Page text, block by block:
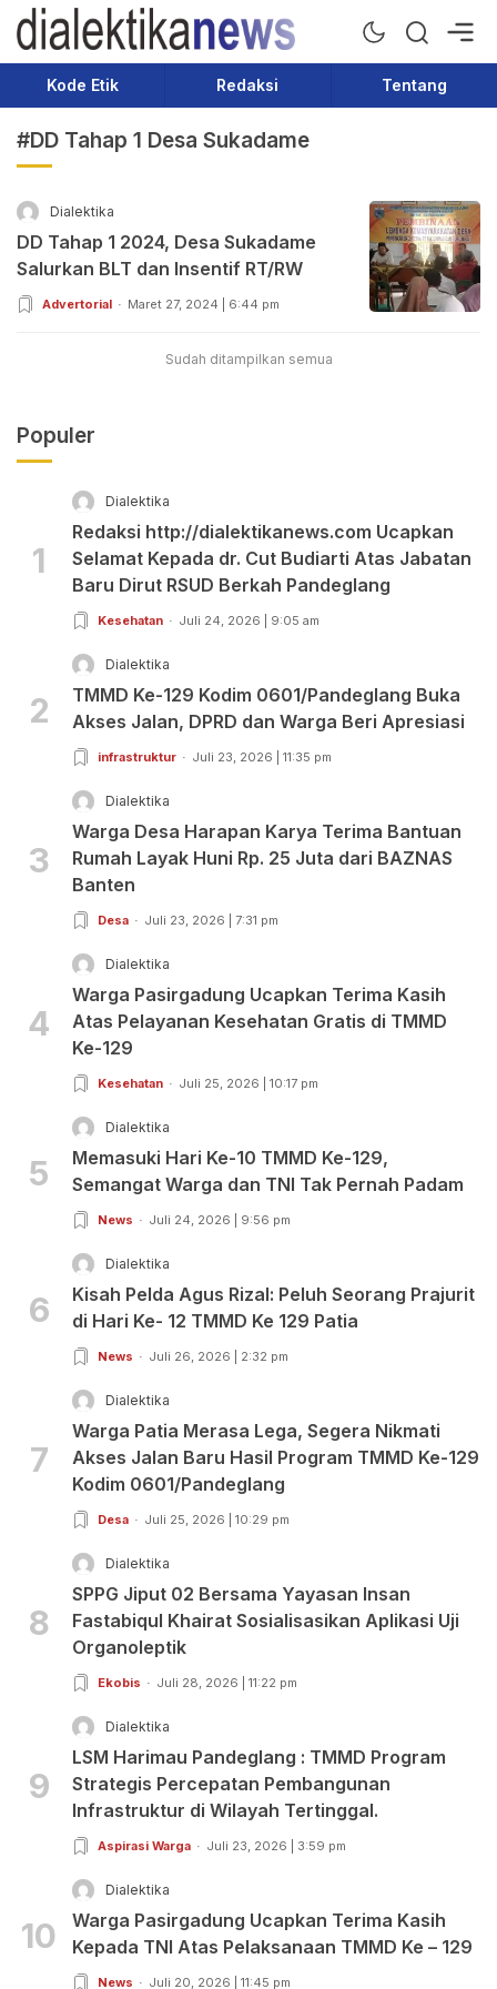
Dialektika News
Terkini dan Populer
Kode Etik Redaksi Tentang
#DD Tahap 1 Desa Sukadame
Dialektika
DD Tahap 1 2024, Desa Sukadame
Salurkan BLT dan Insentif RT/RW
Advertorial Maret 27, 2024 | 6:44 pm
Sudah ditampilkan semua
Populer
1
Dialektika
Redaksi http://dialektikanews.com Ucapkan
Selamat Kepada dr. Cut Budiarti Atas Jabatan
Baru Dirut RSUD Berkah Pandeglang
Kesehatan Juli 24, 2026 | 9:05 am
2
Dialektika
TMMD Ke-129 Kodim 0601/Pandeglang Buka
Akses Jalan, DPRD dan Warga Beri Apresiasi
infrastruktur Juli 23, 2026 | 11:35 pm
3
Dialektika
Warga Desa Harapan Karya Terima Bantuan
Rumah Layak Huni Rp. 25 Juta dari BAZNAS
Banten
Desa Juli 23, 2026 | 7:31 pm
4
Dialektika
Warga Pasirgadung Ucapkan Terima Kasih
Atas Pelayanan Kesehatan Gratis di TMMD
Ke-129
Kesehatan Juli 25, 2026 | 10:17 pm
5
Dialektika
Memasuki Hari Ke-10 TMMD Ke-129,
Semangat Warga dan TNI Tak Pernah Padam
News Juli 24, 2026 | 9:56 pm
6
Dialektika
Kisah Pelda Agus Rizal: Peluh Seorang Prajurit
di Hari Ke- 12 TMMD Ke 129 Patia
News Juli 26, 2026 | 2:32 pm
7
Dialektika
Warga Patia Merasa Lega, Segera Nikmati
Akses Jalan Baru Hasil Program TMMD Ke-129
Kodim 0601/Pandeglang
Desa Juli 25, 2026 | 10:29 pm
8
Dialektika
SPPG Jiput 02 Bersama Yayasan Insan
Fastabiqul Khairat Sosialisasikan Aplikasi Uji
Organoleptik
Ekobis Juli 28, 2026 | 11:22 pm
9
Dialektika
LSM Harimau Pandeglang : TMMD Program
Strategis Percepatan Pembangunan
Infrastruktur di Wilayah Tertinggal.
Aspirasi Warga Juli 23, 2026 | 3:59 pm
10
Dialektika
Warga Pasirgadung Ucapkan Terima Kasih
Kepada TNI Atas Pelaksanaan TMMD Ke – 129
News Juli 20, 2026 | 11:45 pm